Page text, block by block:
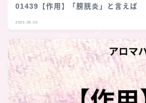
01439【作用】「膀胱炎」と言えば
2026.08.06